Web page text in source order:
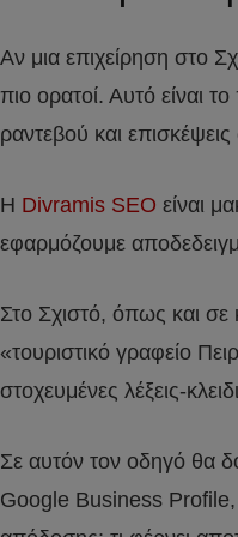
Αν μια επιχείρηση στο
πιο ορατοί. Αυτό είναι
ραντεβού και
Η Divramis SEO είναι
εφαρμόζουμε
Στο Σχιστό, όπως και σε
«τουριστικό γραφείο
στοχευμένες λέξεις-
Σε αυτόν τον οδηγό θα
Google Business Profile,